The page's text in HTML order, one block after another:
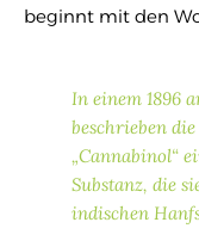
beginnt mit den
In einem 1896
beschrieben
„Cannabinol“
Substanz, die
indischen